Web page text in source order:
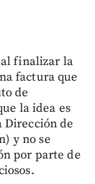
finalizar la
factura que
de
la idea es
Dirección de
y no se
por parte de